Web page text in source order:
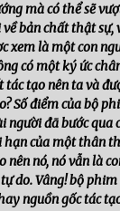
mà có thể sẽ
bản chất thật
xem là một con
có một ký ức
tạo nên ta và
Số điểm của bộ
đã bước qua
hạn của một
nó, nó vẫn là
do. Vâng! bộ
nguồn gốc tác